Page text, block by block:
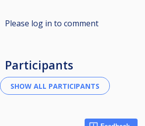
Please log in to comment
Participants